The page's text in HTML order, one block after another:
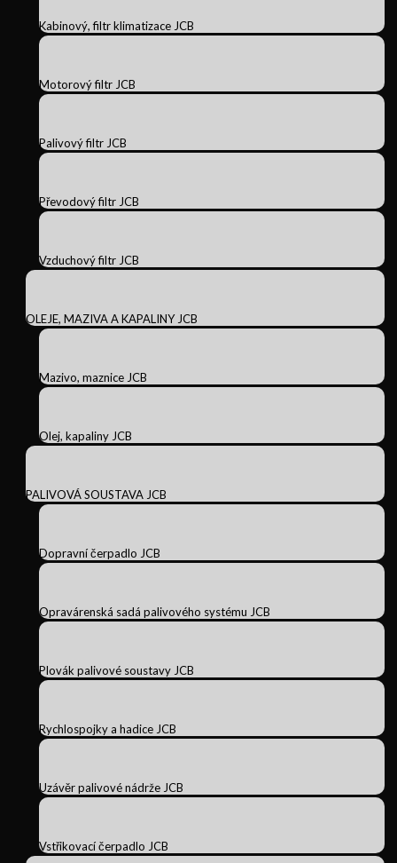
Kabinový, filtr klimatizace JCB
Motorový filtr JCB
Palivový filtr JCB
Převodový filtr JCB
Vzduchový filtr JCB
OLEJE, MAZIVA A KAPALINY JCB
Mazivo, maznice JCB
Olej, kapaliny JCB
PALIVOVÁ SOUSTAVA JCB
Dopravní čerpadlo JCB
Opravárenská sadá palivového systému JCB
Plovák palivové soustavy JCB
Rychlospojky a hadice JCB
Uzávěr palivové nádrže JCB
Vstřikovací čerpadlo JCB